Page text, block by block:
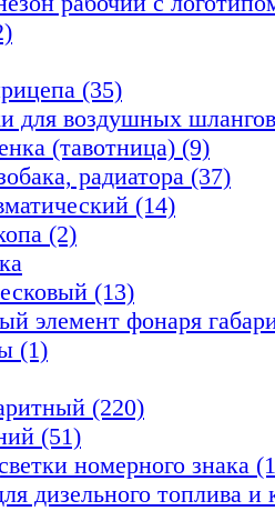
(35)
для воздушных
(тавотница) (9)
радиатора (37)
(14)
(2)
(13)
элемент фонаря
(1)
(220)
(51)
номерного знака
дизельного топлива